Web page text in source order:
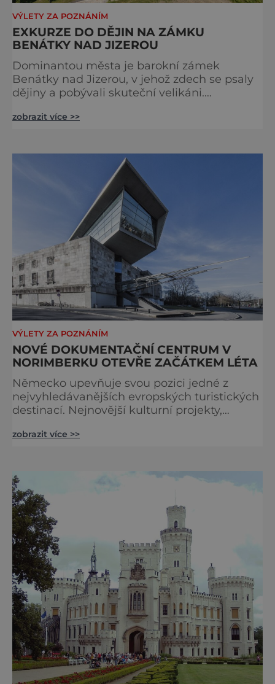
VÝLETY ZA POZNÁNÍM
EXKURZE DO DĚJIN NA ZÁMKU
BENÁTKY NAD JIZEROU
Dominantou města je barokní zámek
Benátky nad Jizerou, v jehož zdech se psaly
dějiny a pobývali skuteční velikáni.
tu prováděl svá slavná astronomická měření
spolupráci s jeho přítelem, slavným Janem
Keplerem. Tímto historickým setkáním je
inspirována i zážitková mobilní detek
zobrazit více >>
VÝLETY ZA POZNÁNÍM
NOVÉ DOKUMENTAČNÍ CENTRUM V
NORIMBERKU OTEVŘE ZAČÁTKEM LÉTA
Německo upevňuje svou pozici jedné z
nejvyhledávanějších evropských turistických
destinací. Nejnovější kulturní projekty,
rekonstrukce historických památek přitahují
moderní zážitky do jedinečné nabídky
turistických míst – přinášíme jejich výběr. Po
přibližně pětileté
zobrazit více >>